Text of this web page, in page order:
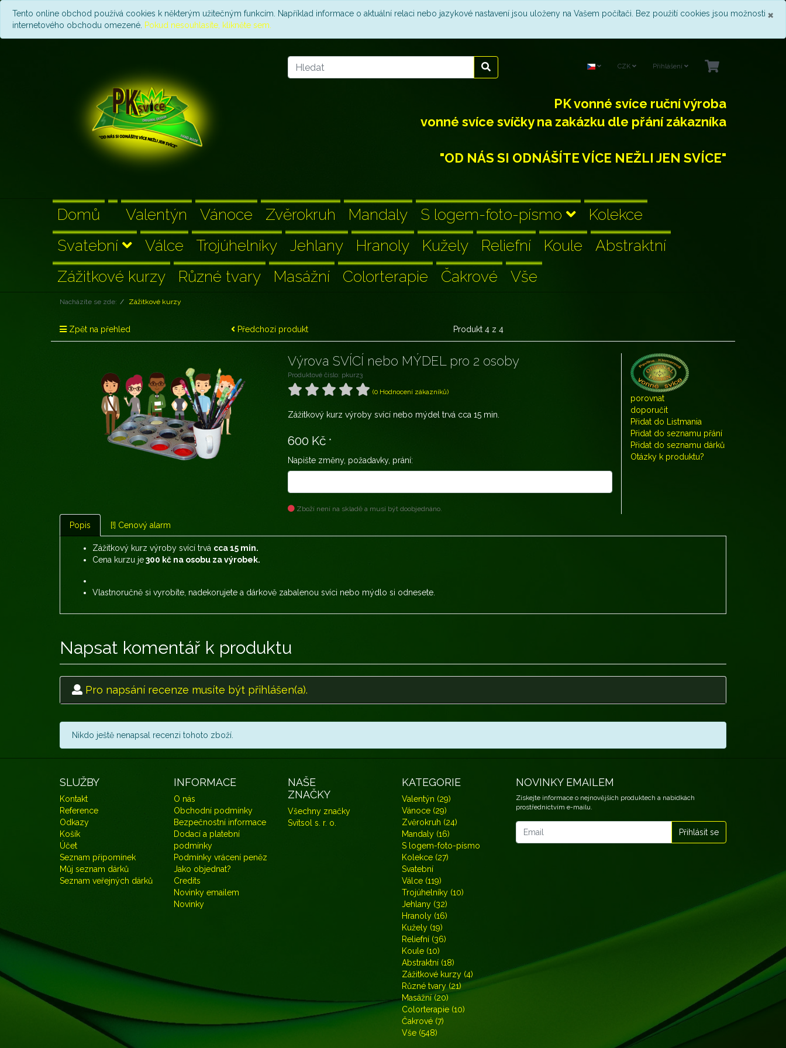
×
Tento online obchod používá cookies k některým užitečným funkcím. Například informace o aktuální relaci nebo jazykové nastavení jsou uloženy na Vašem počítači. Bez použití cookies jsou možnosti
internetového obchodu omezené. Pokud nesouhlasíte, klikněte sem.
CZK Přihlášení
PK vonné svíce ruční výroba
vonné svíce svíčky na zakázku dle přání zákazníka
"OD NÁS SI ODNÁŠÍTE VÍCE NEŽLI JEN SVÍCE"
Domů Valentýn Vánoce Zvěrokruh Mandaly S logem-foto-písmo
Kolekce
Svatební
Válce Trojúhelníky Jehlany Hranoly Kužely Reliefní Koule
Abstraktní
Zážitkové kurzy
Různé tvary Masážní Colorterapie Čakrové Vše
Nacházíte se zde: Zážitkové kurzy
Zpět na přehled Předchozí produkt Produkt 4 z 4
Výrova SVÍCÍ nebo MÝDEL pro 2 osoby
Produktové číslo: pkurz3
(0 Hodnocení zákazníků)
Zážitkový kurz výroby svící nebo mýdel trvá cca 15 min.
600 Kč *
Napište změny, požadavky, prání:
Zboží není na skladě a musí být doobjednáno.
porovnat
doporučit
Přidat do Listmania
Přidat do seznamu přání
Přidat do seznamu dárků
Otázky k produktu?
Popis [!] Cenový alarm
Zážitkový kurz výroby svící trvá cca 15 min.
Cena kurzu je300 kč na osobu za výrobek.
Vlastnoručně si vyrobíte, nadekorujete a dárkově zabalenou svíci nebo mýdlo si odnesete.
Napsat komentář k produktu
Pro napsání recenze musíte být přihlášen(a).
Nikdo ještě nenapsal recenzi tohoto zboží.
SLUŽBY
Kontakt
Reference
Odkazy
Košík
Účet
Seznam připomínek
Můj seznam dárků
Seznam veřejných dárků
INFORMACE
O nás
Obchodní podmínky
Bezpečnostní informace
Dodací a platební
podmínky
Podmínky vrácení peněz
Jako objednat?
Credits
Novinky emailem
Novinky
NAŠE
ZNAČKY
Všechny značky
Svitsol s. r. o.
KATEGORIE
Valentýn (29)
Vánoce (29)
Zvěrokruh (24)
Mandaly (16)
S logem-foto-písmo
Kolekce (27)
Svatební
Válce (119)
Trojúhelníky (10)
Jehlany (32)
Hranoly (16)
Kužely (19)
Reliefní (36)
Koule (10)
Abstraktní (18)
Zážitkové kurzy (4)
Různé tvary (21)
Masážní (20)
Colorterapie (10)
Čakrové (7)
Vše (548)
NOVINKY EMAILEM
Získejte informace o nejnovějších produktech a nabídkách
prostřednictvím e-mailu.
Novinky emailem
Přihlásit se